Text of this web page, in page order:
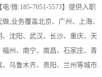
/微:185-7051-5573】提供入职
,业务覆盖北京、广州、上海、
沈阳、武汉、长沙、重庆、天
州、南宁、南昌、石家庄、青
乌鲁木齐、贵阳、兰州等城市.